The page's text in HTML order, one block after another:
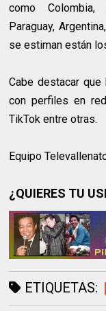
como Colombia,
Paraguay,
se estiman están
Cabe destacar que
con perfiles en
TikTok entre otras.
Equipo
¿QUIERES TU
ETIQUETAS: